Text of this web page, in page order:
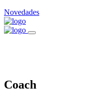
Novedades
Coach